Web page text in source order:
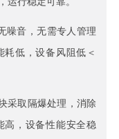
噪音，无需专人管理
低，设备风阻低＜
采取隔爆处理，消除
高，设备性能安全稳